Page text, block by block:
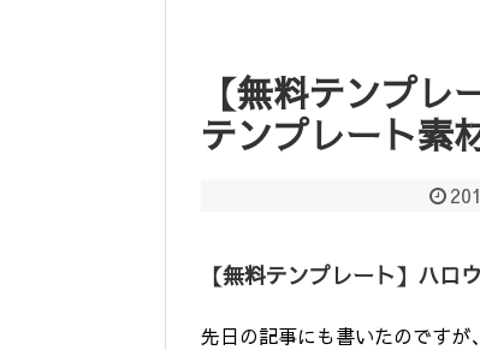
【無料テンプ
テンプレート素
【無料テンプレート】ハロ
先日の記事にも書いたのです